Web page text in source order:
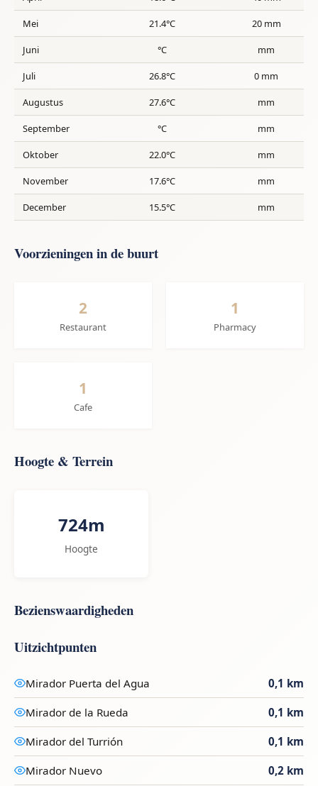
Mei 21.4°C 20 mm
Juni °C mm
Juli 26.8°C 0 mm
Augustus 27.6°C mm
September °C mm
Oktober 22.0°C mm
November 17.6°C mm
December 15.5°C mm
Voorzieningen in de buurt
2
Restaurant
1
Pharmacy
1
Cafe
Hoogte & Terrein
724m
Hoogte
Bezienswaardigheden
Uitzichtpunten
Mirador Puerta del Agua 0,1 km
Mirador de la Rueda 0,1 km
Mirador del Turrión 0,1 km
Mirador Nuevo 0,2 km